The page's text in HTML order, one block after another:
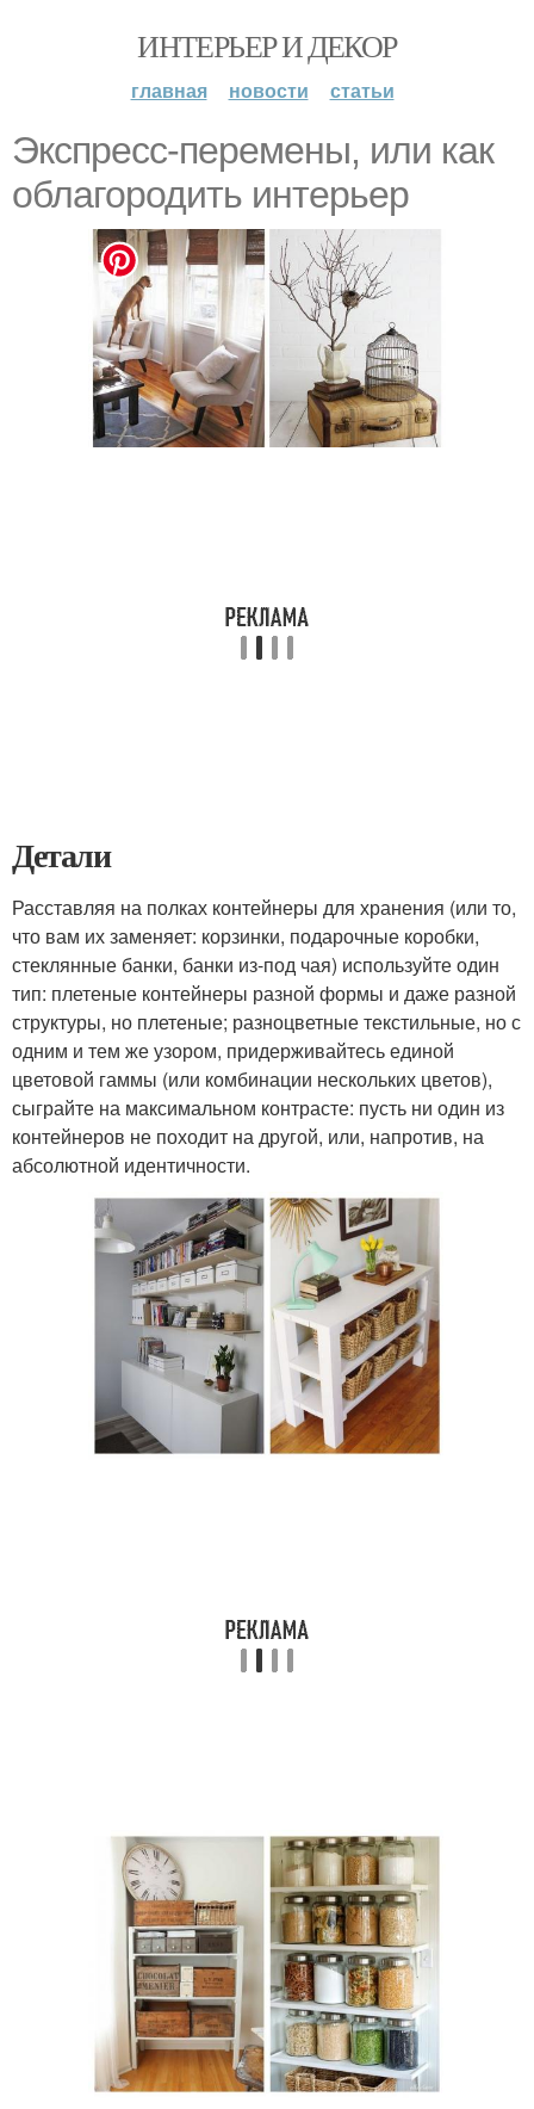
ИНТЕРЬЕР И ДЕКОР
главная новости статьи
Экспресс-перемены, или как
облагородить интерьер
Детали
Расставляя на полках контейнеры для хранения (или то,
что вам их заменяет: корзинки, подарочные коробки,
стеклянные банки, банки из-под чая) используйте один
тип: плетеные контейнеры разной формы и даже разной
структуры, но плетеные; разноцветные текстильные, но с
одним и тем же узором, придерживайтесь единой
цветовой гаммы (или комбинации нескольких цветов),
сыграйте на максимальном контрасте: пусть ни один из
контейнеров не походит на другой, или, напротив, на
абсолютной идентичности.